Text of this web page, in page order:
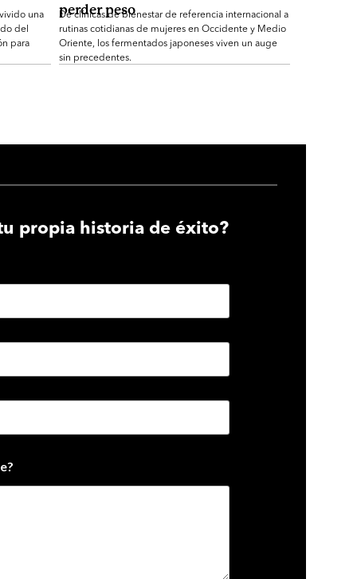
una
del
para
perder peso
De clínicas de bienestar de referencia internacional a
rutinas cotidianas de mujeres en Occidente y Medio
Oriente, los fermentados japoneses viven un auge
sin precedentes.
propia historia de éxito?